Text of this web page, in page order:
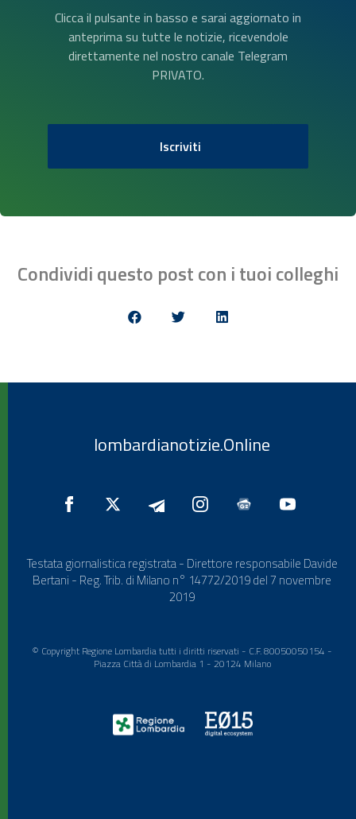
Clicca il pulsante in basso e sarai aggiornato in
anteprima su tutte le notizie, ricevendole
direttamente nel nostro canale Telegram
PRIVATO.
Iscriviti
Condividi questo post con i tuoi colleghi
lombardianotizie.Online
Testata giornalistica registrata - Direttore responsabile Davide
Bertani - Reg. Trib. di Milano n° 14772/2019 del 7 novembre
2019
© Copyright Regione Lombardia tutti i diritti riservati - C.F. 80050050154 -
Piazza Città di Lombardia 1 - 20124 Milano